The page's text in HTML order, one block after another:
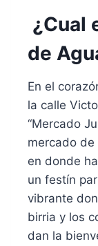
¿Cual
de
En el
la calle
“Mercado
mercado de
en donde
un festín
vibrante
birria y los
dan la